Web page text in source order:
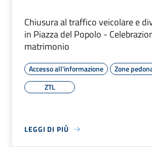
Chiusura al traffico veicolare e
in Piazza del Popolo -
matrimonio
Accesso all'informazione
Zone
ZTL
LEGGI DI PIÙ